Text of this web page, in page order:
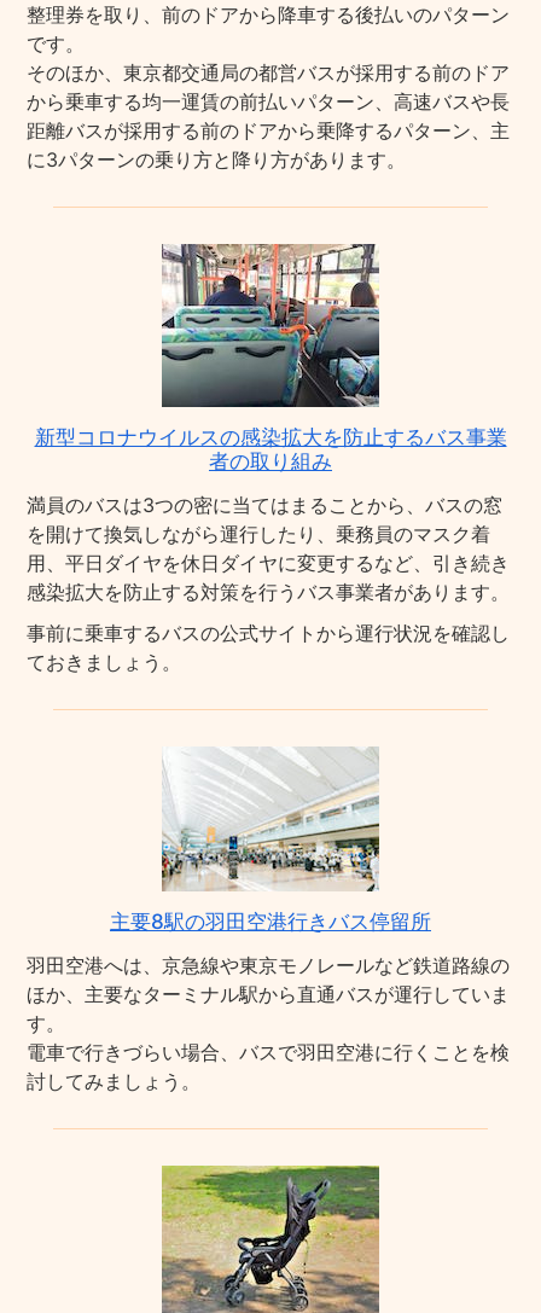
整理券を取り、前のドアから降車する後払いのパターン
です。
そのほか、東京都交通局の都営バスが採用する前のドア
から乗車する均一運賃の前払いパターン、高速バスや長
距離バスが採用する前のドアから乗降するパターン、主
に3パターンの乗り方と降り方があります。
新型コロナウイルスの感染拡大を防止するバス事業
者の取り組み
満員のバスは3つの密に当てはまることから、バスの窓
を開けて換気しながら運行したり、乗務員のマスク着
用、平日ダイヤを休日ダイヤに変更するなど、引き続き
感染拡大を防止する対策を行うバス事業者があります。
事前に乗車するバスの公式サイトから運行状況を確認し
ておきましょう。
主要8駅の羽田空港行きバス停留所
羽田空港へは、京急線や東京モノレールなど鉄道路線の
ほか、主要なターミナル駅から直通バスが運行していま
す。
電車で行きづらい場合、バスで羽田空港に行くことを検
討してみましょう。